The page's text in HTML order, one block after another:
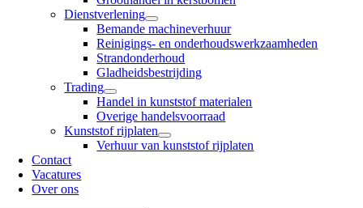
Dienstverlening
Bemande machineverhuur
Reinigings- en onderhoudswerkzaamheden
Strandonderhoud
Gladheidsbestrijding
Trading
Handel in kunststof materialen
Overige handelsvoorraad
Kunststof rijplaten
Verhuur van kunststof rijplaten
Contact
Vacatures
Over ons